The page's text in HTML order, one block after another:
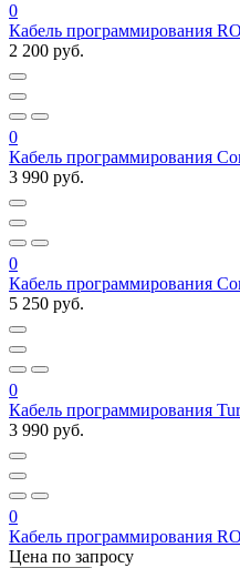
0
Кабель программирования
2 200 руб.
0
Кабель программирования
3 990 руб.
0
Кабель программирования
5 250 руб.
0
Кабель программирования
3 990 руб.
0
Кабель программирования
Цена по запросу